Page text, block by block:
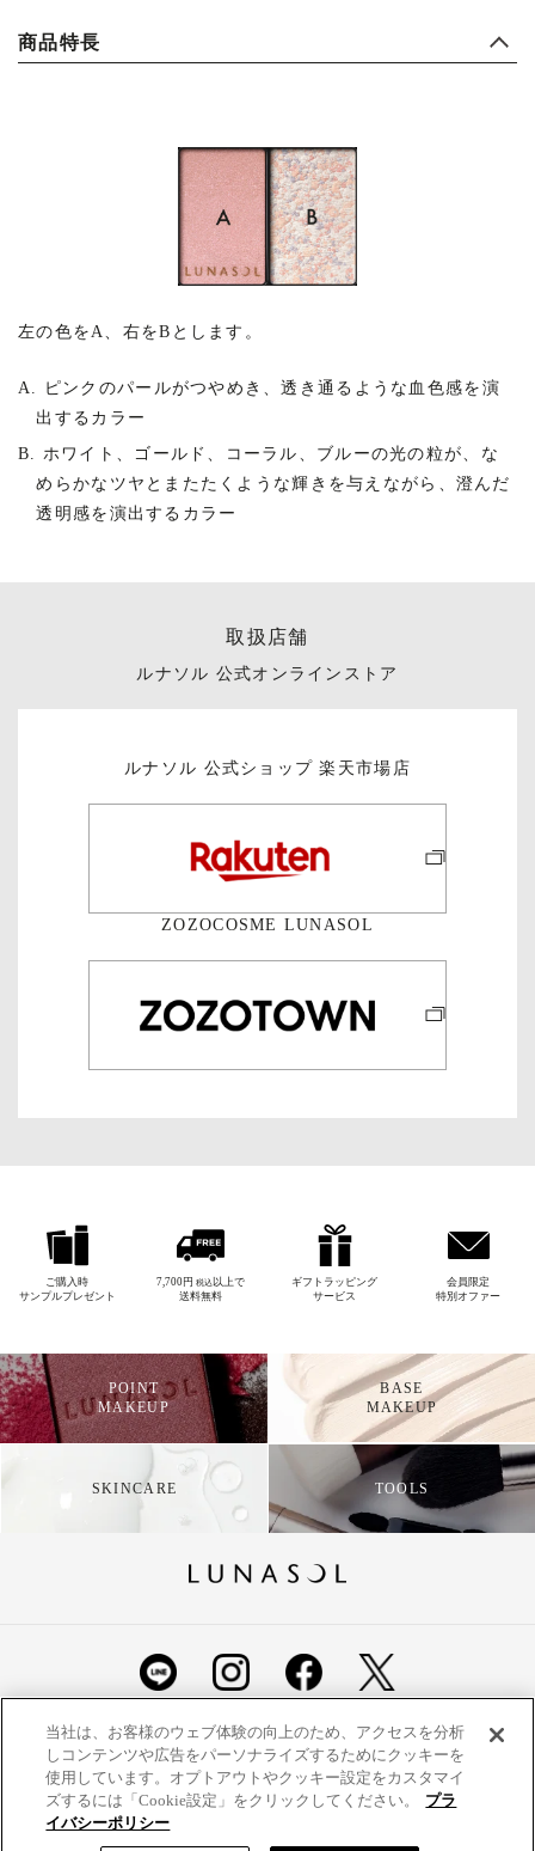
商品特長
左の色をA、右をBとします。
A. ピンクのパールがつやめき、透き通るような血色感を演
出するカラー
B. ホワイト、ゴールド、コーラル、ブルーの光の粒が、 な
めらかなツヤとまたたくような輝きを与えながら、 澄んだ
透明感を演出するカラー
取扱店舗
ルナソル 公式オンラインストア
ルナソル 公式ショップ 楽天市場店
ZOZOCOSME LUNASOL
ご購入時
サンプルプレゼント
7,700円 税込以上で
送料無料
ギフトラッピング
サービス
会員限定
特別オファー
POINT
MAKEUP
BASE
MAKEUP
SKINCARE TOOLS
ショッピングガイド よくあるご質問 お問い合わせ
ご利用規約 定期便ご利用特約 利用者情報の外部通信
プライバシーポリシー 特定商取引法に基づく表示
サイトマップ
当社は、お客様のウェブ体験の向上のため、アクセスを分析
しコンテンツや広告をパーソナライズするためにクッキーを
使用しています。オプトアウトやクッキー設定をカスタマイ
ズするには「Cookie設定」をクリックしてください。
プラ
イバシーポリシー